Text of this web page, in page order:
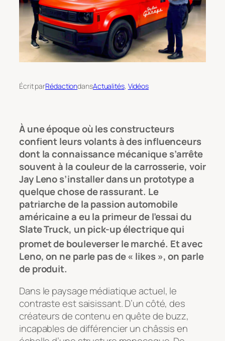
Écrit parRédactiondansActualités, Vidéos
À une époque où les constructeurs
confient leurs volants à des influenceurs
dont la connaissance mécanique s’arrête
souvent à la couleur de la carrosserie, voir
Jay Leno s’installer dans un prototype a
quelque chose de rassurant. Le
patriarche de la passion automobile
américaine a eu la primeur de l’essai du
Slate Truck, un pick-up électrique qui
promet de bouleverser le marché. Et avec
Leno, on ne parle pas de « likes », on parle
de produit.
Dans le paysage médiatique actuel, le
contraste est saisissant. D’un côté, des
créateurs de contenu en quête de buzz,
incapables de différencier un châssis en